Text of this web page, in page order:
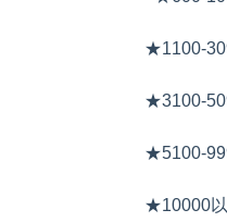
★1100-
★3100-
★5100-
★10000